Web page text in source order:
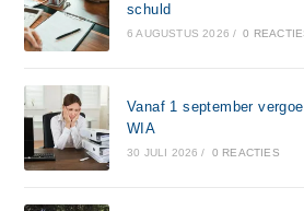
schuld
6 AUGUSTUS 2026 / 0
Vanaf 1 september
WIA
30 JULI 2026 / 0 REACTIES